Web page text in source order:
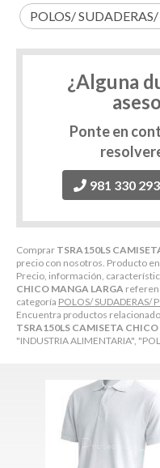
Comprar TSRA150LS
precio con nosotros. Producto
Precio, información,
CHICO MANGA LARGA
categoría POLOS/ SUDADERAS/
Encuentra productos
TSRA150LS CAMISETA
"INDUSTRIA ALIMENTARIA",
POLOS/ SUDADERAS/
¿Alguna
Ponte en
981 330 293